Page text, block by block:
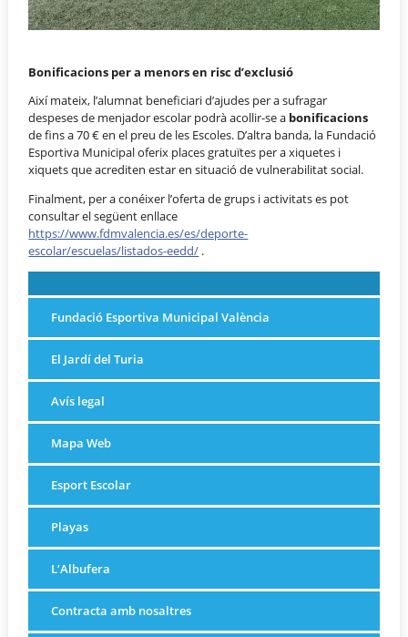
Bonificacions per a menors en risc d’exclusió
Així mateix, l’alumnat beneficiari d’ajudes per a sufragar
despeses de menjador escolar podrà acollir-se a bonificacions
de fins a 70 € en el preu de les Escoles. D’altra banda, la Fundació
Esportiva Municipal oferix places gratuïtes per a xiquetes i
xiquets que acrediten estar en situació de vulnerabilitat social.
Finalment, per a conéixer l’oferta de grups i activitats es pot
consultar el següent enllace
https://www.fdmvalencia.es/es/deporte-
escolar/escuelas/listados-eedd/ .
Fundació Esportiva Municipal València
El Jardí del Turia
Avís legal
Mapa Web
Esport Escolar
Playas
L’Albufera
Contracta amb nosaltres